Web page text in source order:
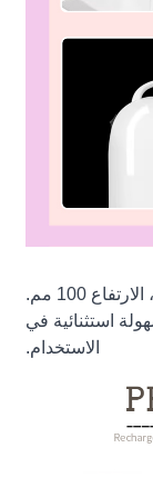
أبعاد المنتج: الطول 210 مم، العرض 245 مم، الارتفاع 100 مم.
استثنائية في
الاستخدام.